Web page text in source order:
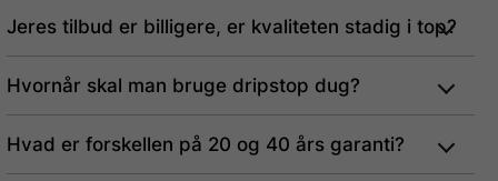
Jeres tilbud er billigere, er kvaliteten stadig i top?
Hvornår skal man bruge dripstop dug?
Hvad er forskellen på 20 og 40 års garanti?